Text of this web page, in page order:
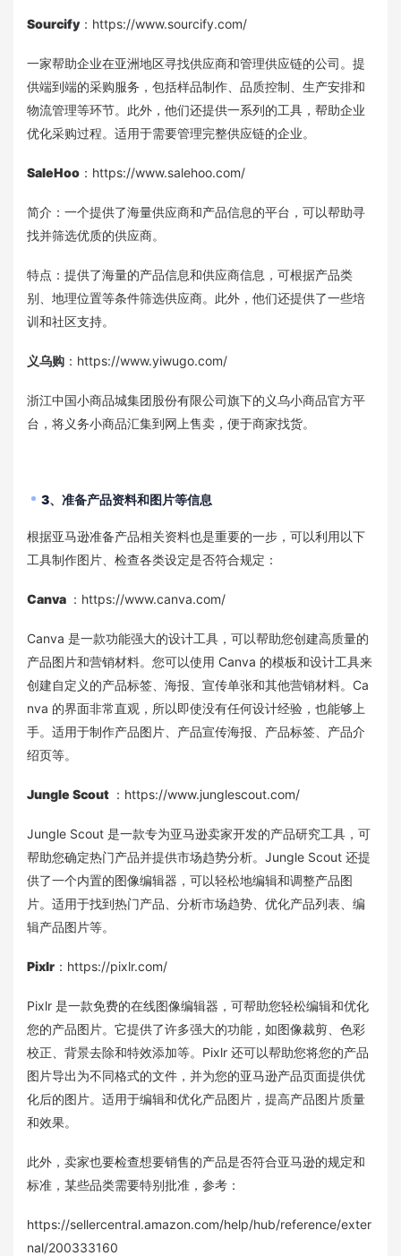
Sourcify：https://www.sourcify.com/
一家帮助企业在亚洲地区寻找供应商和管理供应链的公司。提
供端到端的采购服务，包括样品制作、品质控制、生产安排和
物流管理等环节。此外，他们还提供一系列的工具，帮助企业
优化采购过程。适用于需要管理完整供应链的企业。
SaleHoo ：https://www.salehoo.com/
简介：一个提供了海量供应商和产品信息的平台，可以帮助寻
找并筛选优质的供应商。
特点：提供了海量的产品信息和供应商信息，可根据产品类
别、地理位置等条件筛选供应商。此外，他们还提供了一些培
训和社区支持。
义乌购 ：https://www.yiwugo.com/
浙江中国小商品城集团股份有限公司旗下的义乌小商品官方平
台，将义务小商品汇集到网上售卖，便于商家找货。
3、 准备产品资料和图片等信息
根据亚马逊准备产品相关资料也是重要的一步，可以利用以下
工具制作图片、检查各类设定是否符合规定：
Canva ：https://www.canva.com/
Canva 是一款功能强大的设计工具，可以帮助您创建高质量的
产品图片和营销材料。您可以使用 Canva 的模板和设计工具来
创建自定义的产品标签、海报、宣传单张和其他营销材料。Ca
nva 的界面非常直观，所以即使没有任何设计经验，也能够上
手。适用于制作产品图片、产品宣传海报、产品标签、产品介
绍页等。
Jungle Scout ：https://www.junglescout.com/
Jungle Scout 是一款专为亚马逊卖家开发的产品研究工具，可
帮助您确定热门产品并提供市场趋势分析。Jungle Scout 还提
供了一个内置的图像编辑器，可以轻松地编辑和调整产品图
片。适用于找到热门产品、分析市场趋势、优化产品列表、编
辑产品图片等。
Pixlr ：https://pixlr.com/
Pixlr 是一款免费的在线图像编辑器，可帮助您轻松编辑和优化
您的产品图片。它提供了许多强大的功能，如图像裁剪、色彩
校正、背景去除和特效添加等。Pixlr 还可以帮助您将您的产品
图片导出为不同格式的文件，并为您的亚马逊产品页面提供优
化后的图片。适用于编辑和优化产品图片，提高产品图片质量
和效果。
此外，卖家也要检查想要销售的产品是否符合亚马逊的规定和
标准，某些品类需要特别批准，参考：
https://sellercentral.amazon.com/help/hub/reference/exter
nal/200333160